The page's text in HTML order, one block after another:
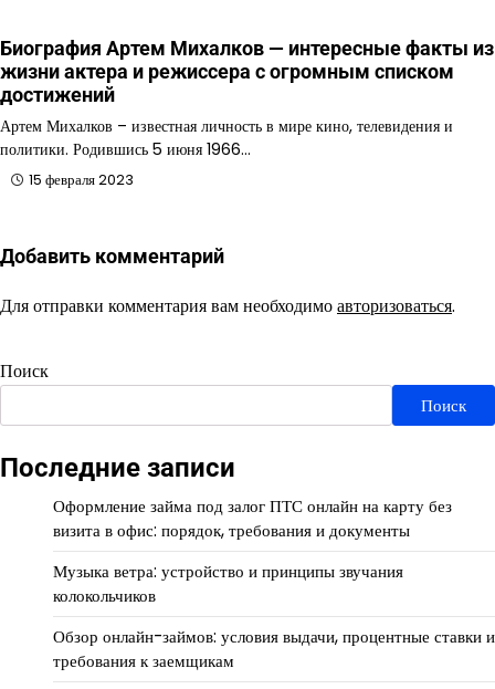
Биография Артем Михалков — интересные факты из
жизни актера и режиссера с огромным списком
достижений
Артем Михалков – известная личность в мире кино, телевидения и
политики. Родившись 5 июня 1966…
15 февраля 2023
Добавить комментарий
Для отправки комментария вам необходимоавторизоваться.
Поиск
Поиск
Последние записи
Оформление займа под залог ПТС онлайн на карту без
визита в офис: порядок, требования и документы
Музыка ветра: устройство и принципы звучания
колокольчиков
Обзор онлайн-займов: условия выдачи, процентные ставки и
требования к заемщикам